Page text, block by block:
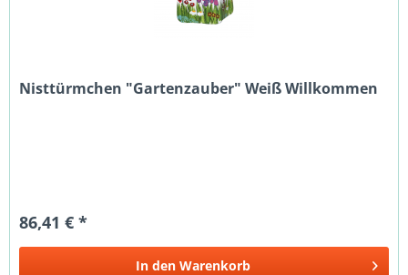
Nisttürmchen "Gartenzauber" Weiß Willkommen
86,41 € *
In den Warenkorb